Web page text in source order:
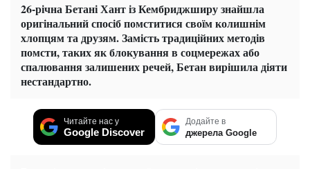
26-річна Бетані Хант із Кембриджширу знайшла
оригінальний спосіб помститися своїм колишнім
хлопцям та друзям. Замість традиційних методів
помсти, таких як блокування в соцмережах або
спалювання залишених речей, Бетан вирішила діяти
нестандартно.
Читайте нас у
Google Discover
Додайте в
джерела Google